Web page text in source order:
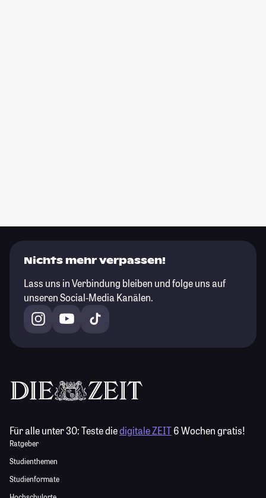
Nichts mehr verpassen!
Lass uns in Verbindung bleiben und folge uns auf
unseren Social-Media Kanälen.
Für alle unter 30:Teste diedigitale ZEIT6 Wochen gratis!
Ratgeber
Studienthemen
Studienformate